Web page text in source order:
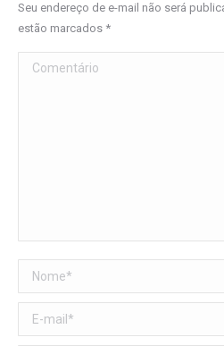
Seu endereço de e-mail não será
estão marcados *
Comentário
Nome *
E-mail *